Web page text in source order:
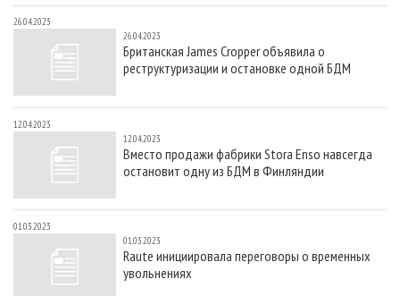
26.04.2023
26.04.2023
Британская James Cropper объявила о
реструктуризации и остановке одной БДМ
12.04.2023
12.04.2023
Вместо продажи фабрики Stora Enso навсегда
остановит одну из БДМ в Финляндии
01.03.2023
01.03.2023
Raute инициировала переговоры о временных
увольнениях